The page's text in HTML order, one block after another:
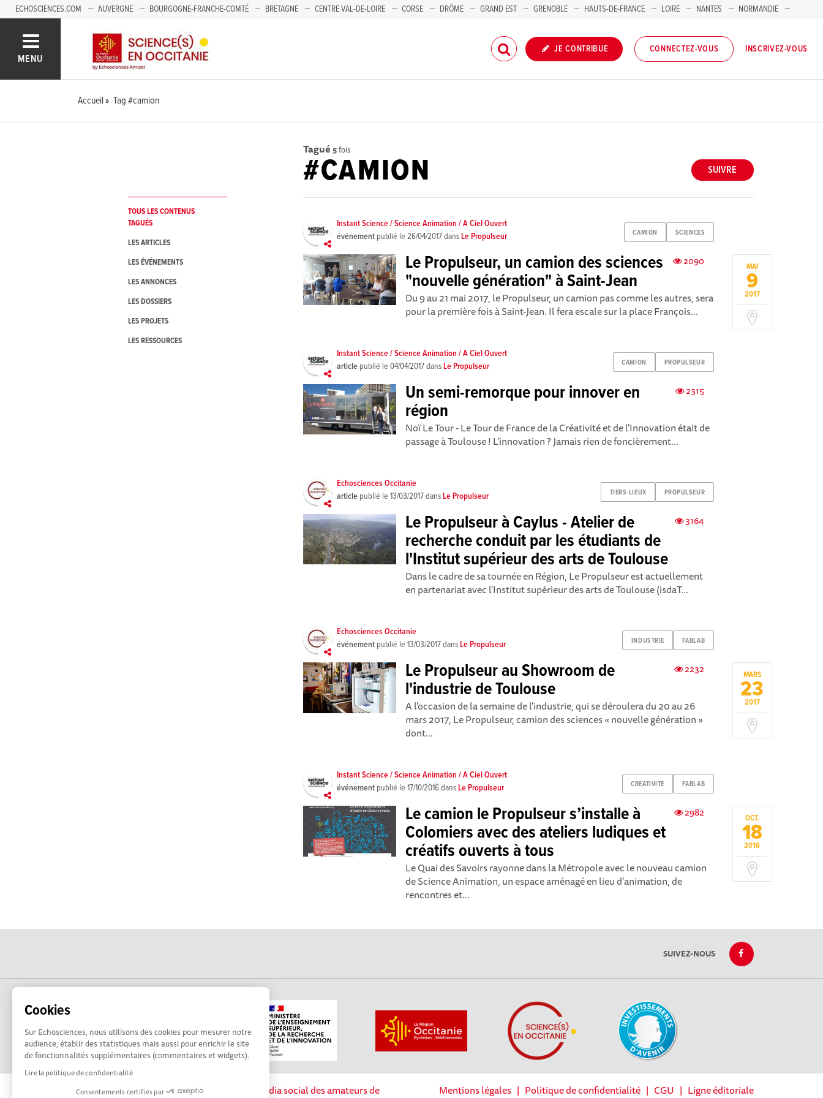
Cookies
Sur Echosciences, nous utilisons des cookies pour mesurer notre
audience, établir des statistiques mais aussi pour enrichir le site
de fonctionnalités supplémentaires (commentaires et widgets).
Lire la politique de confidentialité
Consentements certifiés par
ECHOSCIENCES.COM AUVERGNE BOURGOGNE-FRANCHE-COMTÉ BRETAGNE CENTRE VAL-DE-LOIRE CORSE DRÔME GRAND EST GRENOBLE HAUTS-DE-FRANCE LOIRE NANTES
NORMANDIE
MENU
JE CONTRIBUE CONNECTEZ-VOUS INSCRIVEZ-VOUS
Accueil Tag #camion
TOUS LES CONTENUS
TAGUÉS
LES ARTICLES
LES ÉVÉNEMENTS
LES ANNONCES
LES DOSSIERS
LES PROJETS
LES RESSOURCES
Tagué 5fois
SUIVRE
#CAMION
CAMION SCIENCES
Instant Science / Science Animation / A Ciel Ouvert
événement publié le26/04/2017dansLe Propulseur
MAI
9
2017
2090
Le Propulseur, un camion des sciences
"nouvelle génération" à Saint-Jean
Du 9 au 21 mai 2017, le Propulseur, un camion pas comme les autres, sera
pour la première fois à Saint-Jean. Il fera escale sur la place François...
CAMION PROPULSEUR
Instant Science / Science Animation / A Ciel Ouvert
article publié le04/04/2017dansLe Propulseur
2315
Un semi-remorque pour innover en
région
Noï Le Tour - Le Tour de France de la Créativité et de l'Innovation était de
passage à Toulouse ! L'innovation ? Jamais rien de foncièrement...
TIERS-LIEUX PROPULSEUR
Echosciences Occitanie
article publié le13/03/2017dansLe Propulseur
3164
Le Propulseur à Caylus - Atelier de
recherche conduit par les étudiants de
l'Institut supérieur des arts de Toulouse
Dans le cadre de sa tournée en Région, Le Propulseur est actuellement
en partenariat avec l'Institut supérieur des arts de Toulouse (isdaT...
INDUSTRIE FABLAB
Echosciences Occitanie
événement publié le13/03/2017dansLe Propulseur
MARS
23
2017
2232
Le Propulseur au Showroom de
l'industrie de Toulouse
A l'occasion de la semaine de l'industrie, qui se déroulera du 20 au 26
mars 2017, Le Propulseur, camion des sciences « nouvelle génération »
dont...
CREATIVITE FABLAB
Instant Science / Science Animation / A Ciel Ouvert
événement publié le17/10/2016dansLe Propulseur
OCT.
18
2016
2982
Le camion le Propulseur s’installe à
Colomiers avec des ateliers ludiques et
créatifs ouverts à tous
Le Quai des Savoirs rayonne dans la Métropole avec le nouveau camion
de Science Animation, un espace aménagé en lieu d’animation, de
rencontres et...
SUIVEZ-NOUS
La plateforme Science(s) en Occitanie est le média social des amateurs de
Mentions légales| Politique de confidentialité| CGU | Ligne éditoriale